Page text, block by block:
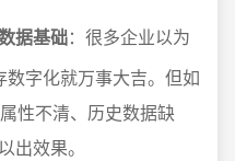
据基础：很多企业以为
字化就万事大吉。但如
性不清、历史数据缺
出效果。